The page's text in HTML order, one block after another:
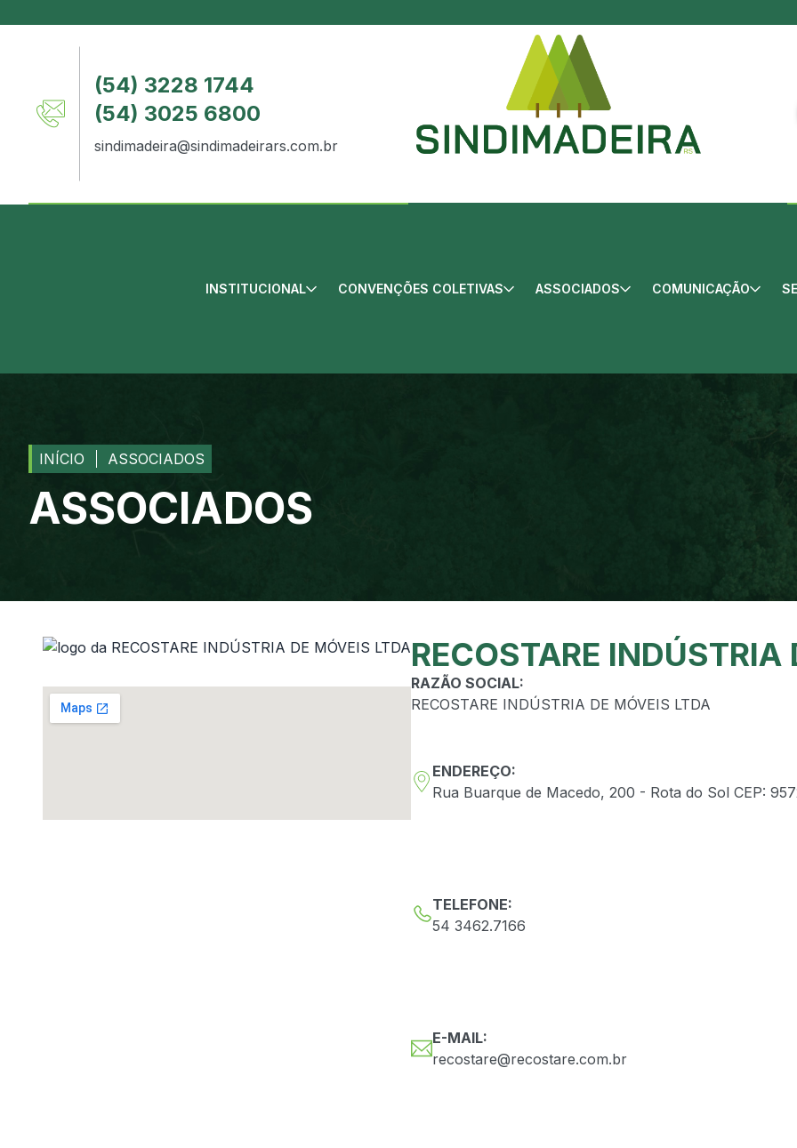
(54) 3228 1744
(54) 3025 6800
sindimadeira@sindimadeirars.com.br
INSTITUCIONAL CONVENÇÕES COLETIVAS ASSOCIADOS COMUNICAÇÃO
INÍCIO ASSOCIADOS
ASSOCIADOS
RECOSTARE
RAZÃO SOCIAL:
RECOSTARE INDÚSTRIA DE MÓVEIS LTDA
ENDEREÇO:
Rua Buarque de Macedo, 200 - Rota do Sol CEP:
TELEFONE:
54 3462.7166
E-MAIL:
recostare@recostare.com.br